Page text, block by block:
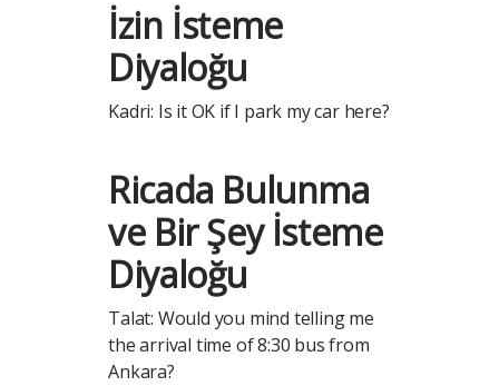
İzin İsteme
Diyaloğu
Kadri: Is it OK if I park my car here?
Ricada Bulunma
ve Bir Şey İsteme
Diyaloğu
Talat: Would you mind telling me
the arrival time of 8:30 bus from
Ankara?